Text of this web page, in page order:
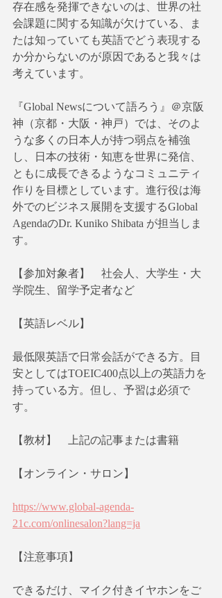
存在感を発揮できないのは、世界の社
会課題に関する知識が欠けている、ま
たは知っていても英語でどう表現する
か分からないのが原因であると我々は
考えています。
『Global Newsについて語ろう』＠京阪
神（京都・大阪・神戸）では、そのよ
うな多くの日本人が持つ弱点を補強
し、日本の技術・知恵を世界に発信、
ともに成長できるようなコミュニティ
作りを目標としています。進行役は海
外でのビジネス展開を支援するGlobal
AgendaのDr. Kuniko Shibata が担当しま
す。
【参加対象者】　社会人、大学生・大
学院生、留学予定者など
【英語レベル】
最低限英語で日常会話ができる方。目
安としてはTOEIC400点以上の英語力を
持っている方。但し、予習は必須で
す。
【教材】　上記の記事または書籍
【オンライン・サロン】
https://www.global-agenda-
21c.com/onlinesalon?lang=ja
【注意事項】
できるだけ、マイク付きイヤホンをご